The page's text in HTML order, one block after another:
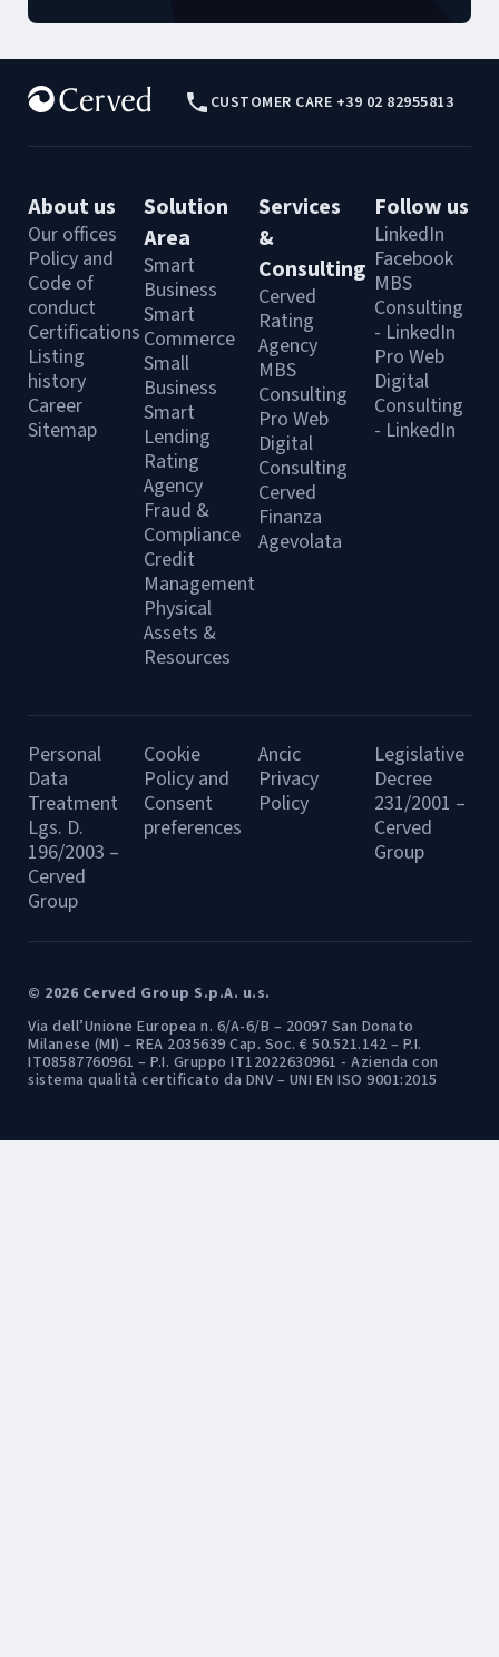
CUSTOMER CARE +39 02 82955813
About us
Our offices
Policy and
Code of
conduct
Certifications
Listing
history
Career
Sitemap
Solution
Area
Smart
Business
Smart
Commerce
Small
Business
Smart
Lending
Rating
Agency
Fraud &
Compliance
Credit
Management
Physical
Assets &
Resources
Services
&
Consulting
Cerved
Rating
Agency
MBS
Consulting
Pro Web
Digital
Consulting
Cerved
Finanza
Agevolata
Follow us
LinkedIn
Facebook
MBS
Consulting
- LinkedIn
Pro Web
Digital
Consulting
- LinkedIn
Personal
Data
Treatment
Lgs. D.
196/2003 –
Cerved
Group
Cookie
Policy and
Consent
preferences
Ancic
Privacy
Policy
Legislative
Decree
231/2001 –
Cerved
Group
© 2026 Cerved Group S.p.A. u.s.
Via dell’Unione Europea n. 6/A-6/B – 20097 San Donato
Milanese (MI) – REA 2035639 Cap. Soc. € 50.521.142 – P.I.
IT08587760961 – P.I. Gruppo IT12022630961 - Azienda con
sistema qualità certificato da DNV – UNI EN ISO 9001:2015